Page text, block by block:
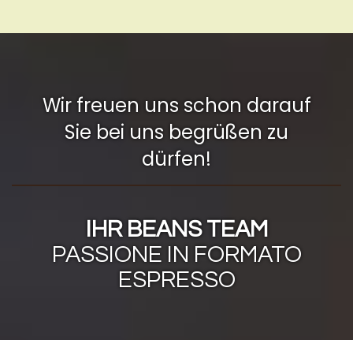
Wir freuen uns schon darauf
Sie bei uns begrüßen zu
dürfen!
IHR BEANS TEAM
PASSIONE IN FORMATO
ESPRESSO